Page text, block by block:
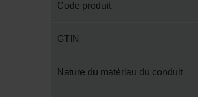
Code produit
GTIN
Nature du matériau du conduit